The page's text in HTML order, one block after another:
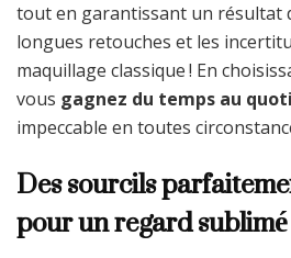
tout en garantissant un résultat
longues retouches et les
maquillage classique ! En
vous gagnez du temps au
impeccable en toutes
Des sourcils
pour un regard sublimé